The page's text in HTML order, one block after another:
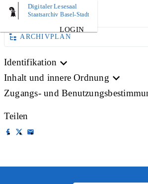
Digitaler Lesesaal
Staatsarchiv Basel-Stadt
LOGIN
BILD
ARCHIVPLAN
Identifikation
Inhalt und innere Ordnung
Zugangs- und
Teilen